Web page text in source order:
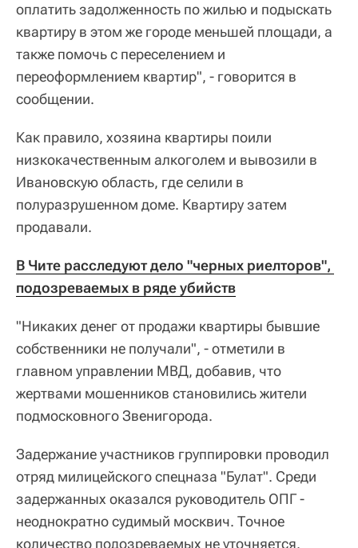
оплатить задолженность по жилью и подыскать
квартиру в этом же городе меньшей площади, а
также помочь с переселением и
переоформлением квартир", - говорится в
сообщении.
Как правило, хозяина квартиры поили
низкокачественным алкоголем и вывозили в
Ивановскую область, где селили в
полуразрушенном доме. Квартиру затем
продавали.
В Чите расследуют дело "черных риелторов",
подозреваемых в ряде убийств
"Никаких денег от продажи квартиры бывшие
собственники не получали", - отметили в
главном управлении МВД, добавив, что
жертвами мошенников становились жители
подмосковного Звенигорода.
Задержание участников группировки проводил
отряд милицейского спецназа "Булат". Среди
задержанных оказался руководитель ОПГ -
неоднократно судимый москвич. Точное
количество подозреваемых не уточняется.